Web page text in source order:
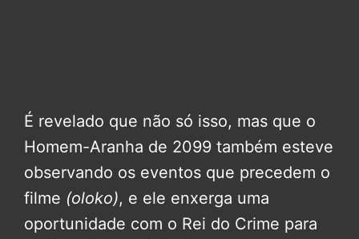
É revelado que não só isso, mas que o
Homem-Aranha de 2099 também esteve
observando os eventos que precedem o
filme (oloko), e ele enxerga uma
oportunidade com o Rei do Crime para